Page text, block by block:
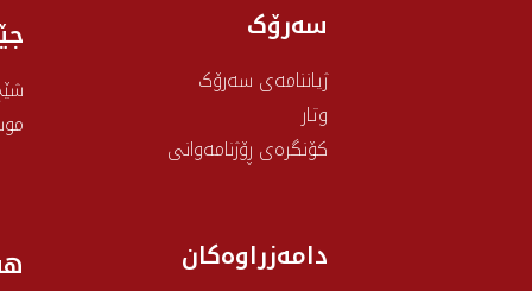
سەرۆک
ژیاننامەی سەرۆک
وتار
کۆنگرەی ڕۆژنامەوانی
دامەزراوەکان